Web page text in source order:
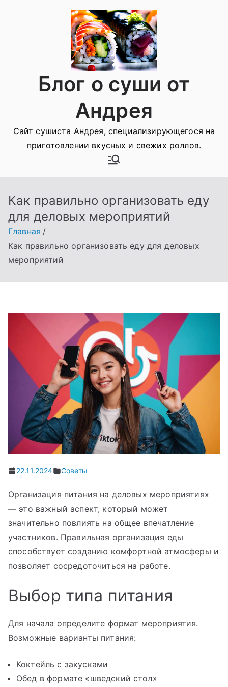
Блог о суши от
Андрея
Сайт сушиста Андрея, специализирующегося на
приготовлении вкусных и свежих роллов.
Как правильно организовать еду
для деловых мероприятий
Главная
Как правильно организовать еду для деловых
мероприятий
22.11.2024 Советы
Организация питания на деловых мероприятиях
— это важный аспект, который может
значительно повлиять на общее впечатление
участников. Правильная организация еды
способствует созданию комфортной атмосферы и
позволяет сосредоточиться на работе.
Выбор типа питания
Для начала определите формат мероприятия.
Возможные варианты питания:
Коктейль с закусками
Обед в формате «шведский стол»